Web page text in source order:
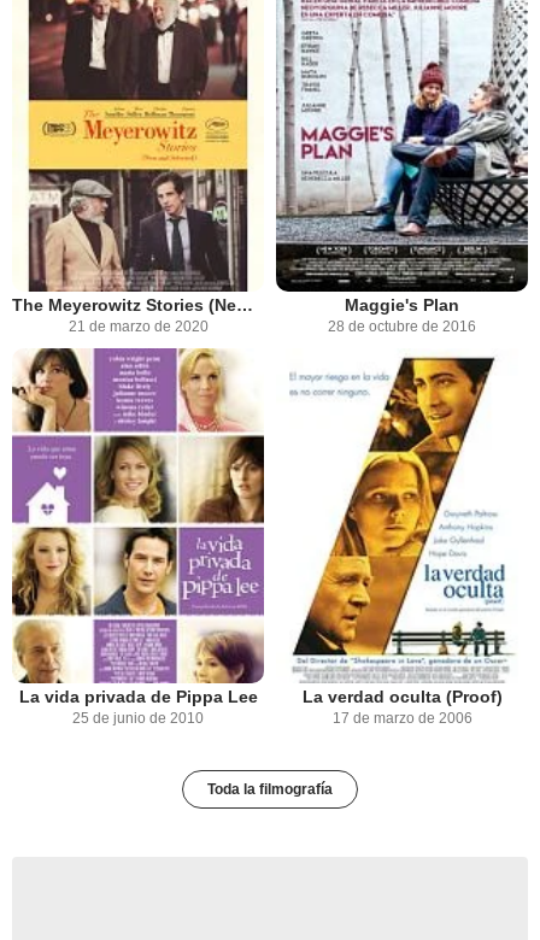
The Meyerowitz Stories (New and Selected)
21 de marzo de 2020
Maggie's Plan
28 de octubre de 2016
La vida privada de Pippa Lee
25 de junio de 2010
La verdad oculta (Proof)
17 de marzo de 2006
Toda la filmografía